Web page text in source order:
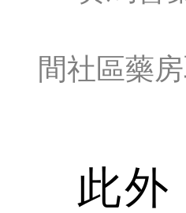
間社區藥房
此外